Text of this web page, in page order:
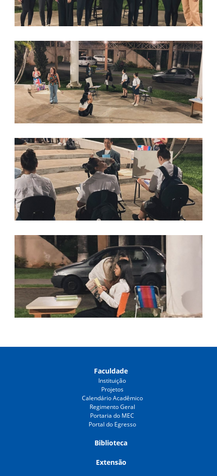
Faculdade
Instituição
Projetos
Calendário Acadêmico
Regimento Geral
Portaria do MEC
Portal do Egresso
Biblioteca
Extensão